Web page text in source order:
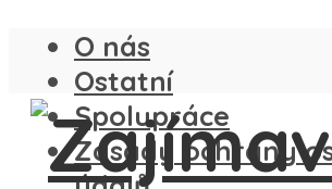
O nás
Ostatní
Spolupráce
Zásady ochrany